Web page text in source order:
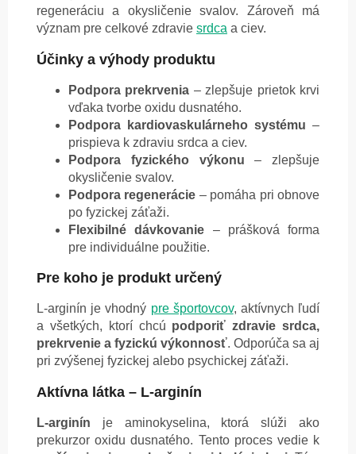
regeneráciu a okysličenie svalov. Zároveň má
význam pre celkové zdravie srdca a ciev.
Účinky a výhody produktu
Podpora prekrvenia – zlepšuje prietok krvi
vďaka tvorbe oxidu dusnatého.
Podpora kardiovaskulárneho systému –
prispieva k zdraviu srdca a ciev.
Podpora fyzického výkonu – zlepšuje
okysličenie svalov.
Podpora regenerácie – pomáha pri obnove
po fyzickej záťaži.
Flexibilné dávkovanie – prášková forma
pre individuálne použitie.
Pre koho je produkt určený
L-arginín je vhodný pre športovcov, aktívnych ľudí
a všetkých, ktorí chcú podporiť zdravie srdca,
prekrvenie a fyzickú výkonnosť. Odporúča sa aj
pri zvýšenej fyzickej alebo psychickej záťaži.
Aktívna látka – L-arginín
L-arginín je aminokyselina, ktorá slúži ako
prekurzor oxidu dusnatého. Tento proces vedie k